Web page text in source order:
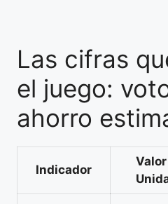
Las cifras
el juego:
ahorro
Indicador
Valor